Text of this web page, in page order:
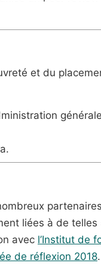
et du
liées à de
avec l’Institut de
de réflexion 2018